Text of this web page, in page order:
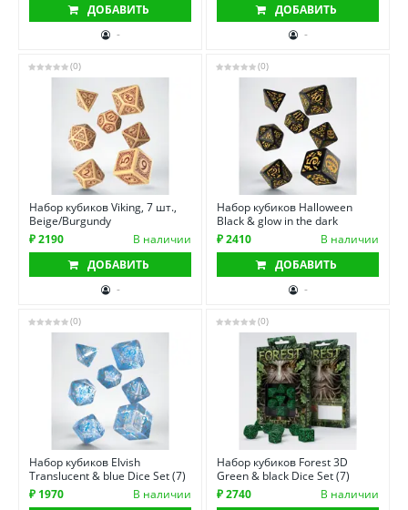
ДОБАВИТЬ
-
ДОБАВИТЬ
-
(0)
Набор кубиков Viking, 7 шт.,
Beige/Burgundy
₽ 2190
В наличии
ДОБАВИТЬ
-
(0)
Набор кубиков Halloween
Black & glow in the dark
₽ 2410
В наличии
ДОБАВИТЬ
-
(0)
Набор кубиков Elvish
Translucent & blue Dice Set (7)
₽ 1970
В наличии
(0)
Набор кубиков Forest 3D
Green & black Dice Set (7)
₽ 2740
В наличии